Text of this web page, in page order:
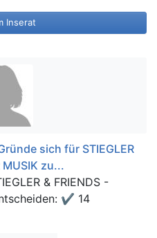
Inserat
sich für STIEGLER
MUSIK zu...
& FRIENDS -
✔ 14